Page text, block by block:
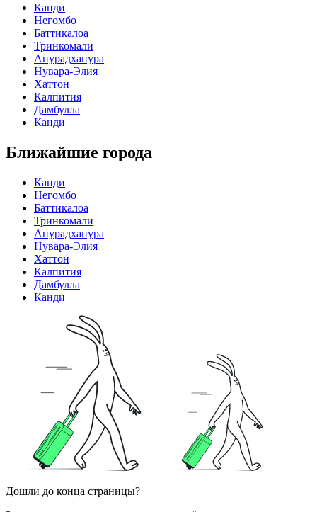
Канди
Негомбо
Баттикалоа
Тринкомали
Анурадхапура
Нувара-Элия
Хаттон
Калпития
Дамбулла
Канди
Ближайшие города
Канди
Негомбо
Баттикалоа
Тринкомали
Анурадхапура
Нувара-Элия
Хаттон
Калпития
Дамбулла
Канди
Дошли до конца страницы?